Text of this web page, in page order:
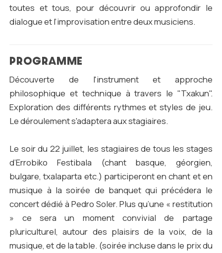
toutes et tous, pour découvrir ou approfondir le
dialogue et l’improvisation entre deux musiciens.
PROGRAMME
Découverte de l'instrument et approche
philosophique et technique à travers le "Txakun".
Exploration des différents rythmes et styles de jeu.
Le déroulement s'adaptera aux stagiaires.
Le soir du 22 juillet, les stagiaires de tous les stages
d’Errobiko Festibala (chant basque, géorgien,
bulgare, txalaparta etc.) participeront en chant et en
musique à la soirée de banquet qui précédera le
concert dédié à Pedro Soler. Plus qu’une « restitution
» ce sera un moment convivial de partage
pluriculturel, autour des plaisirs de la voix, de la
musique, et de la table. (soirée incluse dans le prix du